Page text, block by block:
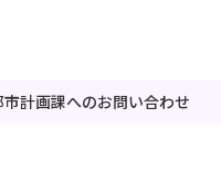
計画課へのお問い合わせ